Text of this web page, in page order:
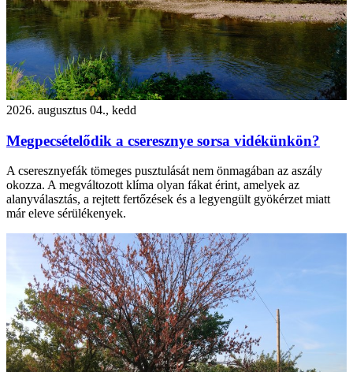
2026. augusztus 04., kedd
Megpecsételődik a cseresznye sorsa vidékünkön?
A cseresznyefák tömeges pusztulását nem önmagában az aszály
okozza. A megváltozott klíma olyan fákat érint, amelyek az
alanyválasztás, a rejtett fertőzések és a legyengült gyökérzet miatt
már eleve sérülékenyek.